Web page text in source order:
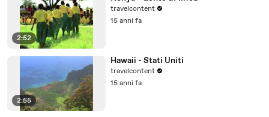
2:52
travelcontent
15 anni fa
2:55
Hawaii - Stati Uniti
travelcontent
15 anni fa